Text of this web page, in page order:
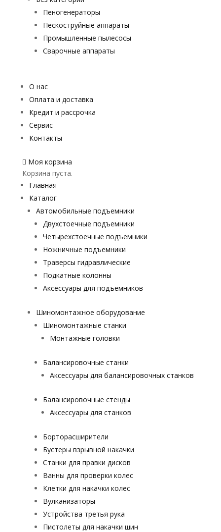
Пеногенераторы
Пескоструйные аппараты
Промышленные пылесосы
Сварочные аппараты
О нас
Оплата и доставка
Кредит и рассрочка
Сервис
Контакты
Моя корзина
Корзина пуста.
Главная
Каталог
Автомобильные подъемники
Двухстоечные подъемники
Четырехстоечные подъемники
Ножничные подъемники
Траверсы гидравлические
Подкатные колонны
Аксессуары для подъемников
Шиномонтажное оборудование
Шиномонтажные станки
Монтажные головки
Балансировочные станки
Аксессуары для балансировочных станков
Балансировочные стенды
Аксессуары для станков
Борторасширители
Бустеры взрывной накачки
Станки для правки дисков
Ванны для проверки колес
Клетки для накачки колес
Вулканизаторы
Устройства третья рука
Пистолеты для накачки шин